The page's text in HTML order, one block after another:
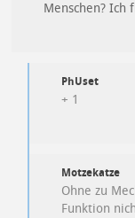
Menschen? Ich
PhUset
+ 1
Motzekatze
Ohne zu
Funktion